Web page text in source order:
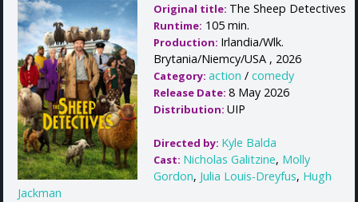
Original title: The Sheep Detectives
Runtime: 105 min.
Production: Irlandia/Wlk.
Brytania/Niemcy/USA , 2026
Category: action / comedy
Release Date: 8 May 2026
Distribution: UIP
Directed by: Kyle Balda
Cast: Nicholas Galitzine, Molly
Gordon, Julia Louis-Dreyfus, Hugh
Jackman